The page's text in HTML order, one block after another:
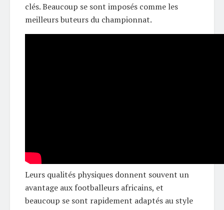
clés. Beaucoup se sont imposés comme les
meilleurs buteurs du championnat.
Leurs qualités physiques donnent souvent un
avantage aux footballeurs africains, et
beaucoup se sont rapidement adaptés au style